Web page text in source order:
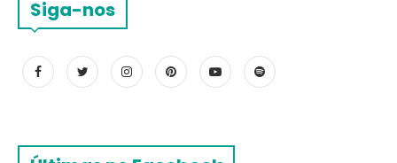
Siga-nos